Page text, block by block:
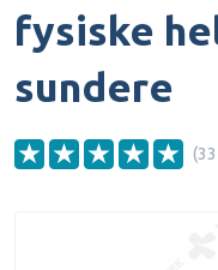
fysiske
sundere